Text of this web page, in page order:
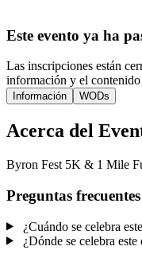
Este evento ya ha
Las inscripciones están
información y el
Información WODs
Acerca del
Byron Fest 5K & 1 Mile
Preguntas frecuentes
¿Cuándo se celebra
¿Dónde se celebra este